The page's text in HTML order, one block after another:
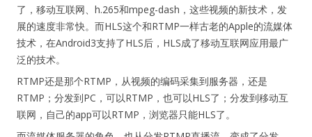
了，移动互联网、h.265和mpeg-dash，这些视频的新技术，发
展的速度非常快。而HLS这个和RTMP一样古老的Apple的流媒体
技术，在Android3支持了HLS后，HLS成了移动互联网应用最广
泛的技术。
RTMP还是那个RTMP，从视频的编码采集到服务器，还是
RTMP；分发到PC，可以RTMP，也可以HLS了；分发到移动互
联网，自己的app可以RTMP，浏览器只能HLS了。